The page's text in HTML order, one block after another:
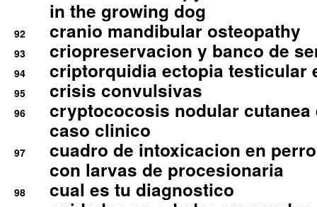
in the growing dog
92 cranio mandibular osteopathy
93 criopreservacion y banco de
94 criptorquidia ectopia testicular
95 crisis convulsivas
96
cryptococosis nodular cutanea
caso clinico
97
cuadro de intoxicacion en
con larvas de procesionaria
98 cual es tu diagnostico